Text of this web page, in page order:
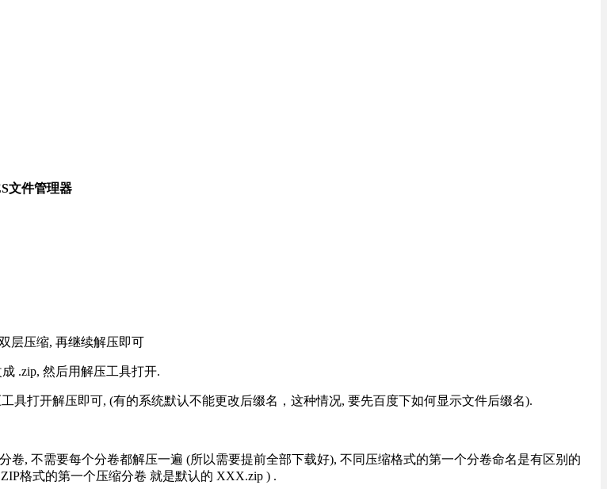
文件管理器
层压缩, 再继续解压即可
.zip, 然后用解压工具打开.
具打开解压即可, (有的系统默认不能更改后缀名，这种情况, 要先百度下如何显示文件后缀名).
, 不需要每个分卷都解压一遍 (所以需要提前全部下载好), 不同压缩格式的第一个分卷命名是有区别的
格式的第一个压缩分卷 就是默认的 XXX.zip ) .